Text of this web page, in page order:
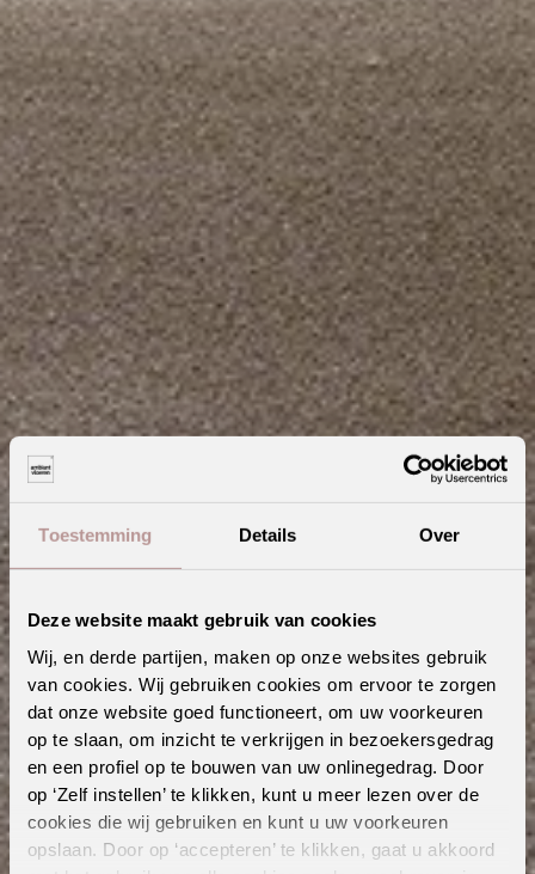
Toestemming Details Over
Deze website maakt gebruik van cookies
Wij, en derde partijen, maken op onze websites gebruik
van cookies. Wij gebruiken cookies om ervoor te zorgen
dat onze website goed functioneert, om uw voorkeuren
op te slaan, om inzicht te verkrijgen in bezoekersgedrag
en een profiel op te bouwen van uw onlinegedrag. Door
op ‘Zelf instellen’ te klikken, kunt u meer lezen over de
cookies die wij gebruiken en kunt u uw voorkeuren
opslaan. Door op ‘accepteren’ te klikken, gaat u akkoord
De 5 beste tips om tapijt te reinigen
Bekijk de collectie